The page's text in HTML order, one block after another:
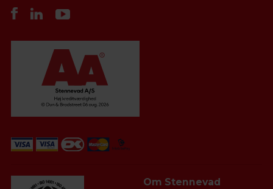
Om Stennevad